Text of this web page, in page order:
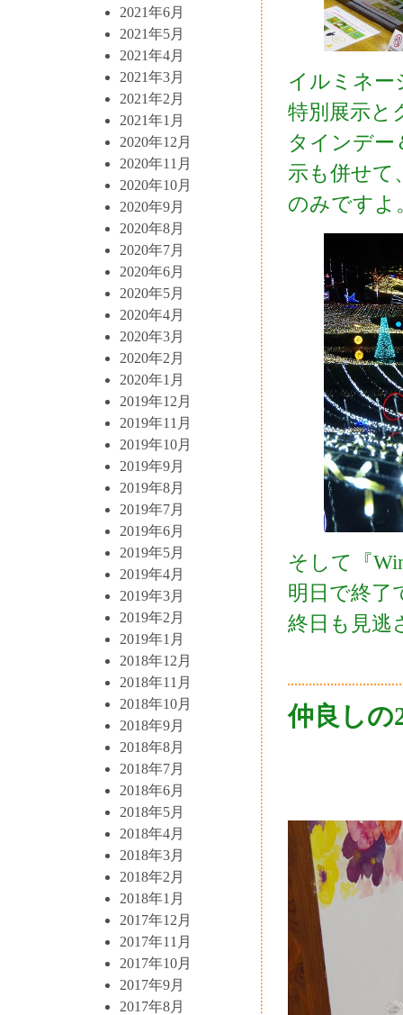
2021年6月
2021年5月
2021年4月
2021年3月
2021年2月
2021年1月
2020年12月
2020年11月
2020年10月
2020年9月
2020年8月
2020年7月
2020年6月
2020年5月
2020年4月
2020年3月
2020年2月
2020年1月
2019年12月
2019年11月
2019年10月
2019年9月
2019年8月
2019年7月
2019年6月
2019年5月
2019年4月
2019年3月
2019年2月
2019年1月
2018年12月
2018年11月
2018年10月
2018年9月
2018年8月
2018年7月
2018年6月
2018年5月
2018年4月
2018年3月
2018年2月
2018年1月
2017年12月
2017年11月
2017年10月
2017年9月
2017年8月
イルミネー
特別展示と
タインデー
示も併せて
のみですよ
そして『
明日で終了
終日も見逃
仲良しの